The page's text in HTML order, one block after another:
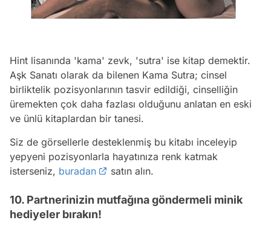
Hint lisanında 'kama' zevk, 'sutra' ise kitap demektir.
Aşk Sanatı olarak da bilenen Kama Sutra; cinsel
birliktelik pozisyonlarının tasvir edildiği, cinselliğin
üremekten çok daha fazlası olduğunu anlatan en eski
ve ünlü kitaplardan bir tanesi.
Siz de görsellerle desteklenmiş bu kitabı inceleyip
yepyeni pozisyonlarla hayatınıza renk katmak
isterseniz, buradan satın alın.
10. Partnerinizin mutfağına göndermeli minik
hediyeler bırakın!